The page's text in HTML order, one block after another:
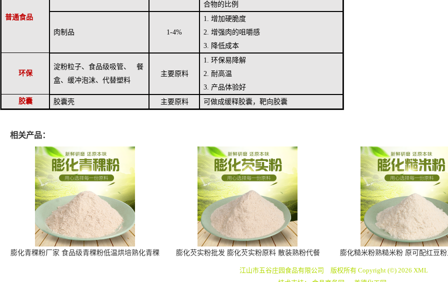
普通食品
合物的比例
肉制品 1-4%
1. 增加硬脆度
2. 增强肉的咀嚼感
3. 降低成本
环保
淀粉粒子、食品级吸管、 餐
盒、缓冲泡沫、代替塑料
主要原料
1. 环保易降解
2. 耐高温
3. 产品体验好
胶囊
胶囊壳 主要原料 可做成缓释胶囊，靶向胶囊
相关产品：
膨化青稞粉厂家 食品级青稞粉低温烘培熟化青稞
膨化芡实粉批发 膨化芡实粉原料 散装熟粉代餐
粉五谷杂粮粉
膨化糙米粉熟糙米粉 原可配红豆
江山市五谷庄园食品有限公司 版权所有 Copyright (©) 2026 XML